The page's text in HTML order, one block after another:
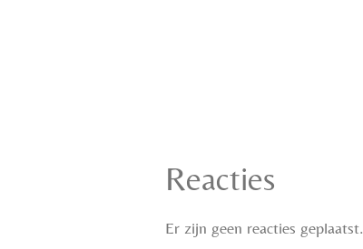
Reacties
Er zijn geen reacties geplaatst.